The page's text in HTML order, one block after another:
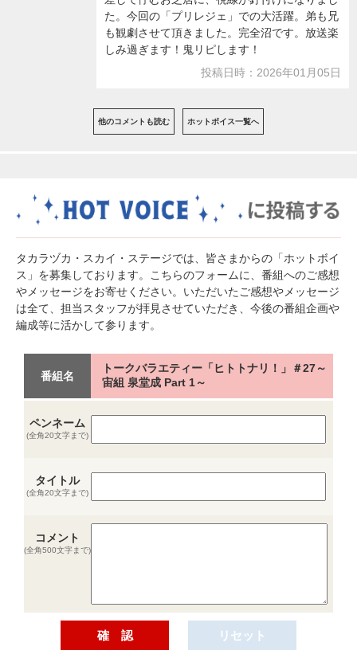
た。今回の「プリレジェ」での大活躍。弟も兄
も観劇させて頂きました。完全沼です。放送楽
しみ過ぎます！鬼リピします！
投稿日時：2026年01月05日
他のコメントも読む ホットボイス一覧へ
タカラヅカ・スカイ・ステージでは、皆さまからの「ホットボイ
ス」を募集しております。こちらのフォームに、番組へのご感想
やメッセージをお寄せください。いただいたご感想やメッセージ
は全て、担当スタッフが拝見させていただき、今後の番組企画や
編成等に活かして参ります。
番組名
トークバラエティー「ヒトトナリ！」＃27～
宙組 泉堂成 Part 1～
ペンネーム
(全角20文字まで)
タイトル
(全角20文字まで)
コメント
(全角500文字まで)